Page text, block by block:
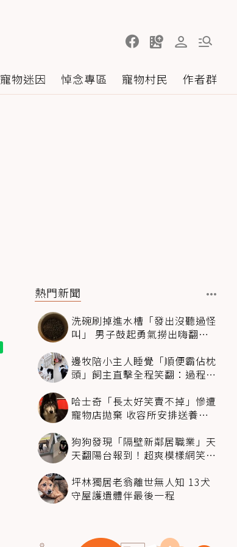
寵物迷因 悼念專區 寵物村民 作者群
熱門新聞
洗碗刷掉進水槽「發出沒聽過怪
叫」 男子鼓起勇氣撈出嗨翻：
邊牧陪小主人睡覺「順便霸佔枕
頭」飼主直擊全程笑翻：過程絲
哈士奇「長太好笑賣不掉」慘遭
寵物店拋棄 收容所安排送養活
狗狗發現「隔壁新鄰居職業」天
天翻陽台報到！超爽模樣網笑
坪林獨居老翁離世無人知 13犬
守屋護遺體伴最後一程